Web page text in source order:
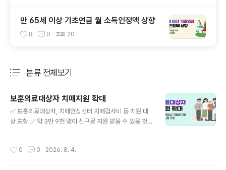
만 65세 이상 기초연금 월 소득인정액 상향
8 0 조회 20
분류 전체보기
보훈의료대상자 치매지원 확대
✅ 보훈의료대상자, 치매안심센터 치매검사비 등 지원 대
상 포함 ✅ 약 3만 9천 명이 신규로 지원 받을 수 있을 것으
이 거주지 인근 병·의원이나 치매안심센터를 통해 치매검
0 0 2026. 8. 4.